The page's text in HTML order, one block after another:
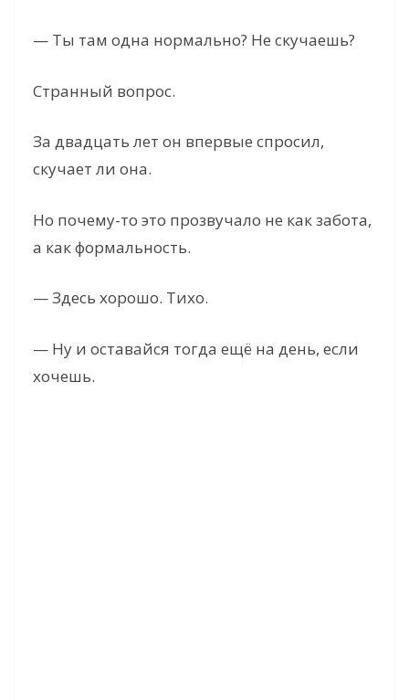
— Ты там одна нормально? Не скучаешь?
Странный вопрос.
За двадцать лет он впервые спросил,
скучает ли она.
Но почему-то это прозвучало не как забота,
а как формальность.
— Здесь хорошо. Тихо.
— Ну и оставайся тогда ещё на день, если
хочешь.